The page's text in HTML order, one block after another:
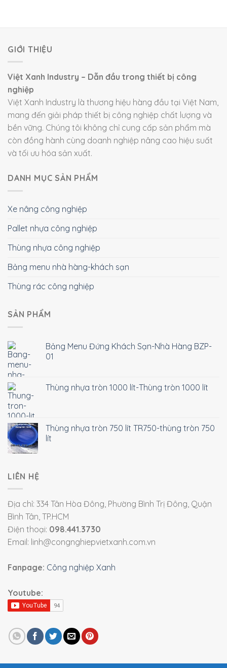
GIỚI THIỆU
Việt Xanh Industry – Dẫn đầu trong thiết bị công
nghiệp
Việt Xanh Industry là thương hiệu hàng đầu tại Việt Nam,
mang đến giải pháp thiết bị công nghiệp chất lượng và
bền vững. Chúng tôi không chỉ cung cấp sản phẩm mà
còn đồng hành cùng doanh nghiệp nâng cao hiệu suất
và tối ưu hóa sản xuất.
DANH MỤC SẢN PHẨM
Xe nâng công nghiệp
Pallet nhựa công nghiệp
Thùng nhựa công nghiệp
Bảng menu nhà hàng-khách sạn
Thùng rác công nghiệp
SẢN PHẨM
Bảng Menu Đứng Khách Sạn-Nhà Hàng BZP-
01
Thùng nhựa tròn 1000 lít-Thùng tròn 1000 lít
Thùng nhựa tròn 750 lít TR750-thùng tròn 750
lít
LIÊN HỆ
Địa chỉ: 334 Tân Hòa Đông, Phường Bình Trị Đông, Quận
Bình Tân, TP.HCM
Điện thoại: 098.441.3730
Email: linh@congnghiepvietxanh.com.vn
Fanpage: Công nghiệp Xanh
Youtube: